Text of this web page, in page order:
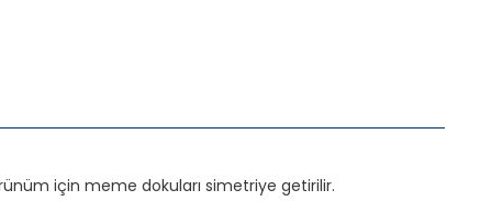
için meme dokuları simetriye getirilir.